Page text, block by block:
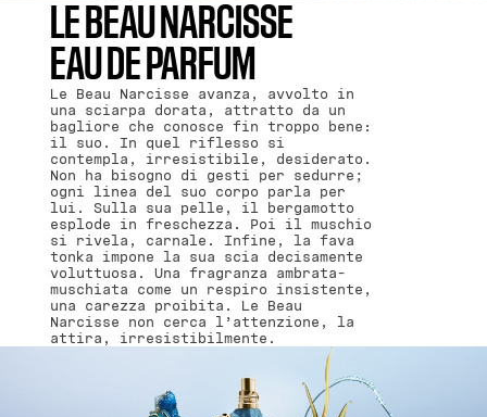
LE BEAU NARCISSE
EAU DE PARFUM
Le Beau Narcisse avanza, avvolto in
una sciarpa dorata, attratto da un
bagliore che conosce fin troppo bene:
il suo. In quel riflesso si
contempla, irresistibile, desiderato.
Non ha bisogno di gesti per sedurre;
ogni linea del suo corpo parla per
lui. Sulla sua pelle, il bergamotto
esplode in freschezza. Poi il muschio
si rivela, carnale. Infine, la fava
tonka impone la sua scia decisamente
voluttuosa. Una fragranza ambrata-
muschiata come un respiro insistente,
una carezza proibita. Le Beau
Narcisse non cerca l’attenzione, la
attira, irresistibilmente.